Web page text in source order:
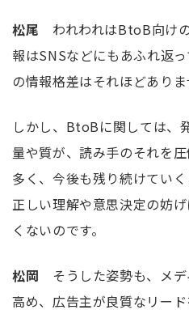
松尾 われわれはBtoB向け
報はSNSなどにもあふれ返
の情報格差はそれほどありま
しかし、BtoBに関しては、
量や質が、読み手のそれを
多く、今後も残り続けてい
正しい理解や意思決定の妨
くないのです。
松岡 そうした姿勢も、メ
高め、広告主が良質なリー